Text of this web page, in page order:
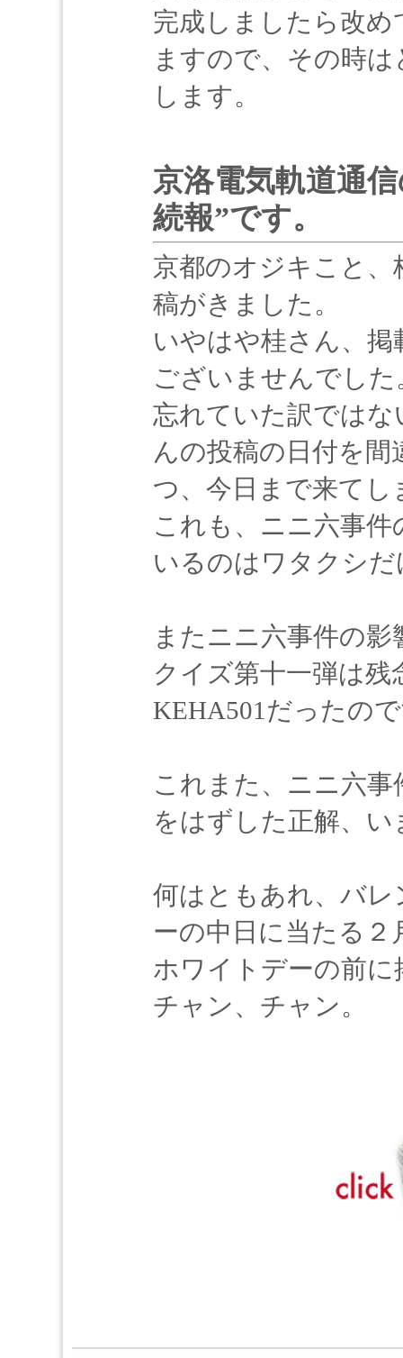
完成しましたら改
ますので、その時
します。
京洛電気軌道通
続報”です。
京都のオジキこと
稿がきました。
いやはや桂さん、
ございませんでした
忘れていた訳では
んの投稿の日付を
つ、今日まで来てし
これも、ニニ六事
いるのはワタクシ
またニニ六事件の
クイズ第十一弾は
KEHA501だったの
これまた、ニニ六
をはずした正解、
何はともあれ、バ
ーの中日に当たる２
ホワイトデーの前
チャン、チャン。